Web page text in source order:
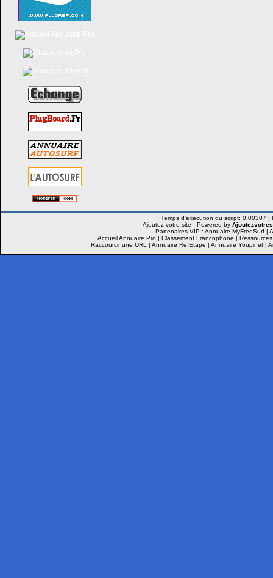
Ajoutez votre site - Powered by
Partenaires VIP : Annuaire MyFreeSurf|
Accueil Annuaire Pro| Classement Francophone |
Raccourcir une URL
| Annuaire RefEtape | Annuaire Youpinet |